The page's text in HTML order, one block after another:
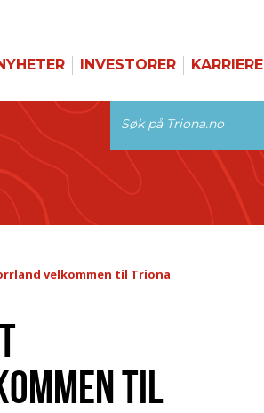
INVESTORER KARRIERE
velkommen til Triona
TIL